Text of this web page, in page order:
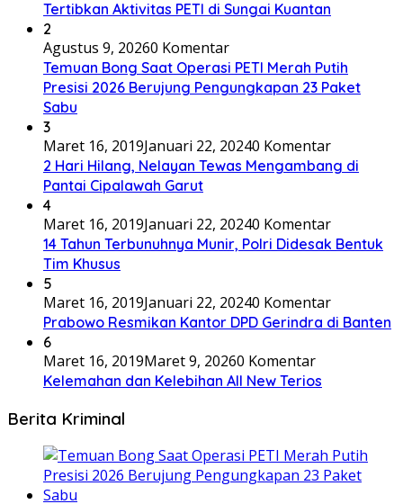
Tertibkan Aktivitas PETI di Sungai Kuantan
2
Agustus 9, 20260 Komentar
Temuan Bong Saat Operasi PETI Merah Putih
Presisi 2026 Berujung Pengungkapan 23 Paket
Sabu
3
Maret 16, 2019Januari 22, 20240 Komentar
2 Hari Hilang, Nelayan Tewas Mengambang di
Pantai Cipalawah Garut
4
Maret 16, 2019Januari 22, 20240 Komentar
14 Tahun Terbunuhnya Munir, Polri Didesak Bentuk
Tim Khusus
5
Maret 16, 2019Januari 22, 20240 Komentar
Prabowo Resmikan Kantor DPD Gerindra di Banten
6
Maret 16, 2019Maret 9, 20260 Komentar
Kelemahan dan Kelebihan All New Terios
Berita Kriminal